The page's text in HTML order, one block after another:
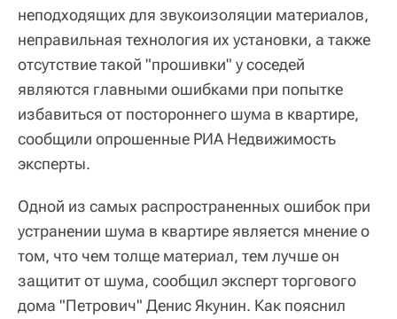
неподходящих для звукоизоляции материалов,
неправильная технология их установки, а также
отсутствие такой "прошивки" у соседей
являются главными ошибками при попытке
избавиться от постороннего шума в квартире,
сообщили опрошенные РИА Недвижимость
эксперты.
Одной из самых распространенных ошибок при
устранении шума в квартире является мнение о
том, что чем толще материал, тем лучше он
защитит от шума, сообщил эксперт торгового
дома "Петрович" Денис Якунин. Как пояснил